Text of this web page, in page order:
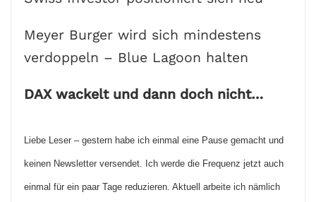
Meyer Burger wird sich mindestens
verdoppeln – Blue Lagoon halten
DAX wackelt und dann doch nicht…
Liebe Leser – gestern habe ich einmal eine Pause gemacht und
keinen Newsletter versendet. Ich werde die Frequenz jetzt auch
einmal für ein paar Tage reduzieren. Aktuell arbeite ich nämlich